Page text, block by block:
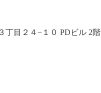
丁目２４−１０ PDビル 2階